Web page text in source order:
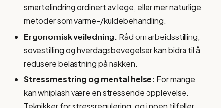
smertelindring ordinert av lege, eller mer naturlige
metoder som varme-/kuldebehandling.
Ergonomisk veiledning: Råd om arbeidsstilling,
sovestilling og hverdagsbevegelser kan bidra til å
redusere belastning på nakken.
Stressmestring og mental helse: For mange
kan whiplash være en stressende opplevelse.